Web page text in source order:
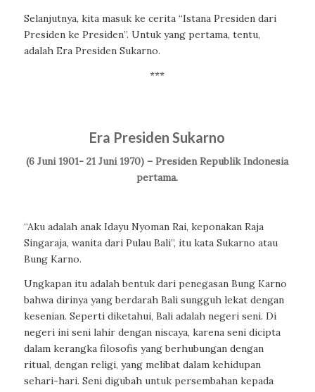
Selanjutnya, kita masuk ke cerita “Istana Presiden dari
Presiden ke Presiden”. Untuk yang pertama, tentu,
adalah Era Presiden Sukarno.
***
Era Presiden Sukarno
(6 Juni 1901- 21 Juni 1970) – Presiden Republik Indonesia
pertama.
“Aku adalah anak Idayu Nyoman Rai, keponakan Raja
Singaraja, wanita dari Pulau Bali”, itu kata Sukarno atau
Bung Karno.
Ungkapan itu adalah bentuk dari penegasan Bung Karno
bahwa dirinya yang berdarah Bali sungguh lekat dengan
kesenian. Seperti diketahui, Bali adalah negeri seni. Di
negeri ini seni lahir dengan niscaya, karena seni dicipta
dalam kerangka filosofis yang berhubungan dengan
ritual, dengan religi, yang melibat dalam kehidupan
sehari-hari. Seni digubah untuk persembahan kepada